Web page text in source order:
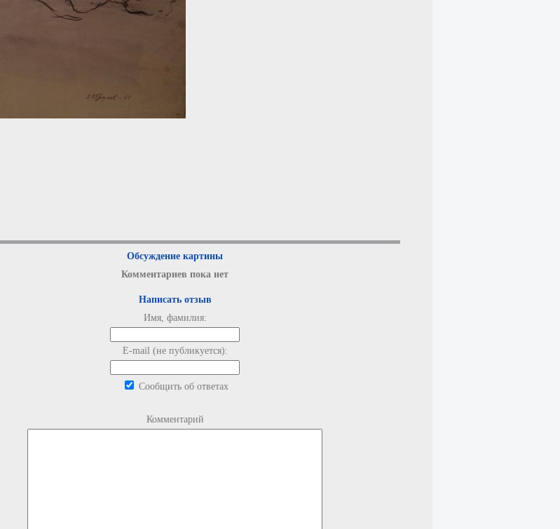
Обсуждение картины
Комментариев пока нет
Написать отзыв
Имя, фамилия:
E-mail (не публикуется):
Сообщить об ответах
Комментарий